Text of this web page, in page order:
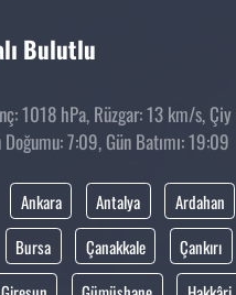
Bulutlu
1018 hPa, Rüzgar: 13 km/s, Çiy
7:09, Gün Batımı: 19:09
Ankara Antalya Ardahan
Bursa Çanakkale Çankırı